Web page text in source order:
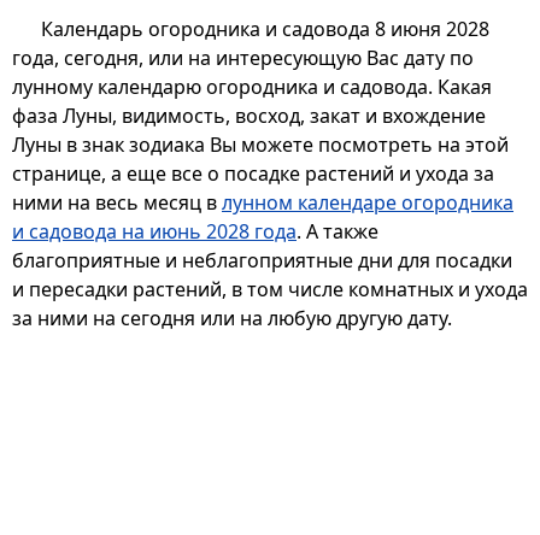
Календарь огородника и садовода 8 июня 2028
года, сегодня, или на интересующую Вас дату по
лунному календарю огородника и садовода. Какая
фаза Луны, видимость, восход, закат и вхождение
Луны в знак зодиака Вы можете посмотреть на этой
странице, а еще все о посадке растений и ухода за
ними на весь месяц влунном календаре огородника
и садовода на июнь 2028 года. А также
благоприятные и неблагоприятные дни для посадки
и пересадки растений, в том числе комнатных и ухода
за ними на сегодня или на любую другую дату.